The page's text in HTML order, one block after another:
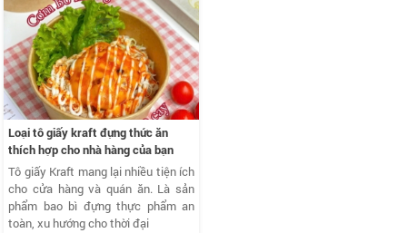
Loại tô giấy kraft đựng thức ăn
thích hợp cho nhà hàng của bạn
Tô giấy Kraft mang lại nhiều tiện ích
cho cửa hàng và quán ăn. Là sản
phẩm bao bì đựng thực phẩm an
toàn, xu hướng cho thời đại